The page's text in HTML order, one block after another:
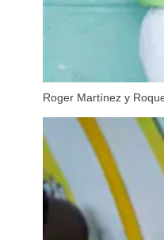
Roger Martínez y